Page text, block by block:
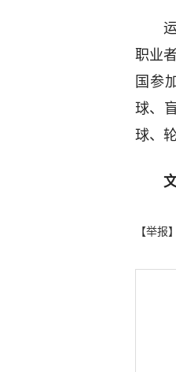
职业
国参
球、
球、
【举报】